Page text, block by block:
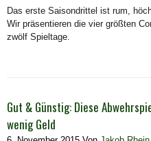
Das erste Saisondrittel ist rum,
Wir präsentieren die vier größten
zwölf Spieltage.
Gut & Günstig: Diese
wenig Geld